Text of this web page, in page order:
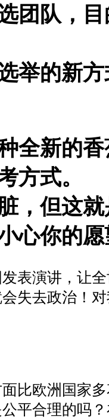
团队，
举的新
全新的
方式。
，但这
心你的
表演讲，让
失去政治！
比欧洲国家
平合理的吗